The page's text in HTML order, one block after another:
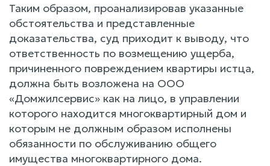
Таким образом, проанализировав указанные
обстоятельства и представленные
доказательства, суд приходит к выводу, что
ответственность по возмещению ущерба,
причиненного повреждением квартиры истца,
должна быть возложена на ООО
«Домжилсервис» как на лицо, в управлении
которого находится многоквартирный дом и
которым не должным образом исполнены
обязанности по обслуживанию общего
имущества многоквартирного дома.